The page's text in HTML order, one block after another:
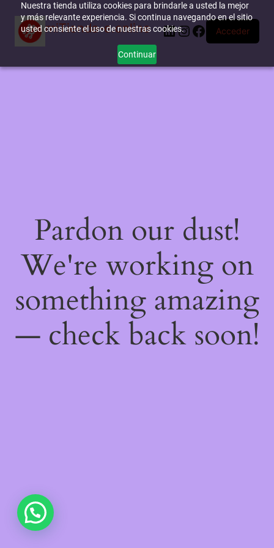
Nuestra tienda utiliza cookies para brindarle a usted la mejor
y más relevante experiencia. Si continua navegando en el sitio
usted consiente el uso de nuestras cookies.
Continuar
miTienda-e.online LinkedIn
Instagram
Facebook
Acceder
Pardon our dust!
We're working on
something amazing
— check back soon!